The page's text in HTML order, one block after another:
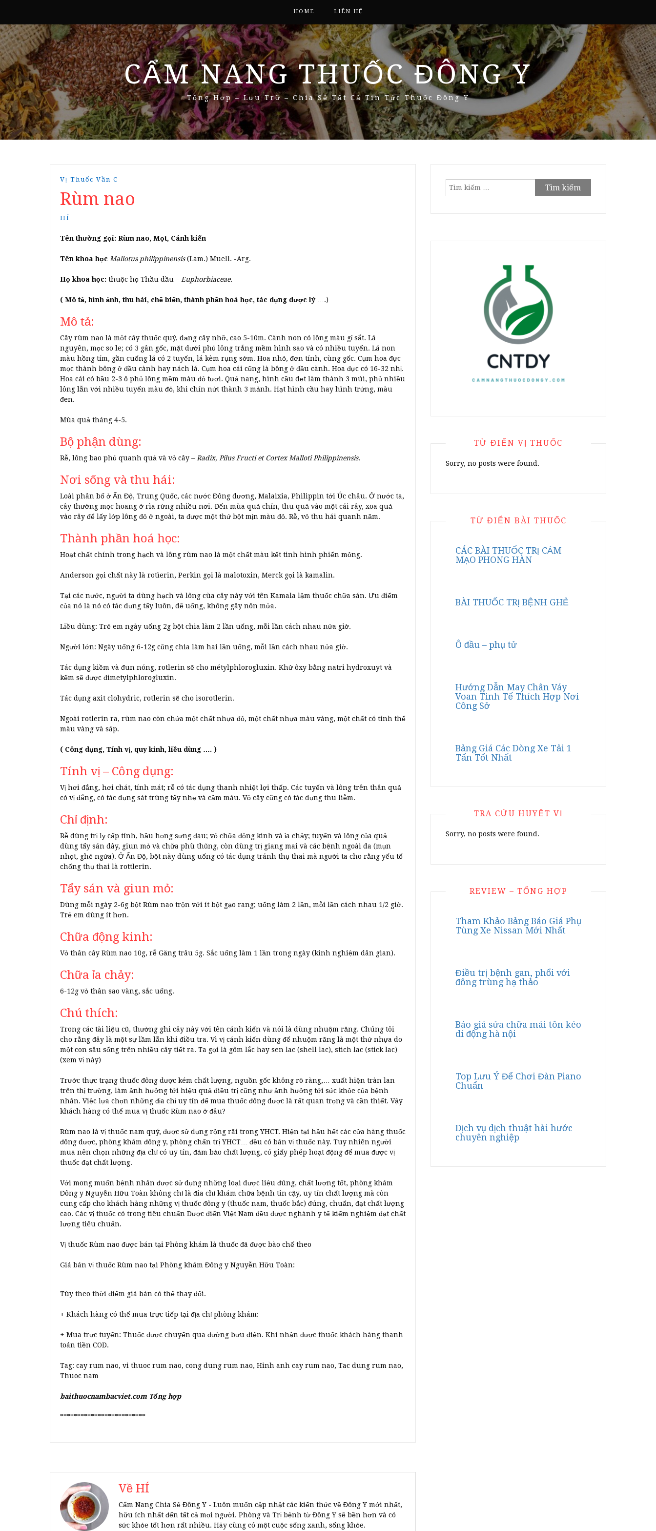
HOME LIÊN HỆ
CẨM NANG THUỐC ĐÔNG Y
Tổng Hợp – Lưu Trữ – Chia Sẻ Tất Cả Tin Tức Thuốc Đông Y
Vị Thuốc Vần C
Rùm nao
HÍ
Tên thường gọi: Rùm nao, Mọt, Cánh kiến
Tên khoa học Mallotus philippinensis(Lam.) Muell. -Arg.
Họ khoa học: thuộc họ Thầu dầu – Euphorbiaceae.
( Mô tả, hình ảnh, thu hái, chế biến, thành phần hoá học, tác dụng dược lý….)
Mô tả:
Cây rùm nao là một cây thuốc quý, dạng cây nhỡ, cao 5-10m. Cành non có lông màu gỉ sắt. Lá
nguyên, mọc so le; có 3 gân gốc, mặt dưới phủ lông trắng mềm hình sao và có nhiều tuyến. Lá non
màu hồng tím, gần cuống lá có 2 tuyến, lá kèm rụng sớm. Hoa nhỏ, đơn tính, cùng gốc. Cụm hoa đực
mọc thành bông ở đầu cành hay nách lá. Cụm hoa cái cũng là bông ở đầu cành. Hoa đực có 16-32 nhị.
Hoa cái có bầu 2-3 ô phủ lông mềm màu đỏ tươi. Quả nang, hình cầu dẹt làm thành 3 múi, phủ nhiều
lông lẫn với nhiều tuyến màu đỏ, khi chín nứt thành 3 mảnh. Hạt hình cầu hay hình trứng, màu
đen.
Mùa quả tháng 4-5.
Bộ phận dùng:
Rễ, lông bao phủ quanh quả và vỏ cây – Radix, Pilus Fructi et Cortex Malloti Philippinensis.
Nơi sống và thu hái:
Loài phân bố ở Ấn Độ, Trung Quốc, các nước Đông dương, Malaixia, Philippin tới Úc châu. Ở nước ta,
cây thường mọc hoang ở rìa rừng nhiều nơi. Đến mùa quả chín, thu quả vào một cái rây, xoa quả
vào rây để lấy lớp lông đỏ ở ngoài, ta được một thứ bột mịn màu đỏ. Rễ, vỏ thu hái quanh năm.
Thành phần hoá học:
Hoạt chất chính trong hạch và lông rùm nao là một chất màu kết tinh hình phiến mỏng.
Anderson gọi chất này là rotìerin, Perkin gọi là malotoxin, Merck gọi là kamalin.
Tại các nước, người ta dùng hạch và lông cùa cây này với tên Kamala lậm thuốc chữa sán. Ưu điểm
của nó là nó có tác dụng tẩy luôn, dẽ uống, không gây nôn mửa.
Liều dùng: Trẻ em ngày uống 2g bột chia làm 2 lần uống, mỗi lần cách nhau nửa giờ.
Người lớn: Ngày uống 6-12g cũng chia làm hai lần uống, mỗi lần cách nhau nửa giờ.
Tác dụng kiềm và đun nóng, rotlerin sẽ cho métylphlorogluxin. Khử ôxy bằng natri hydroxuyt và
kẽm sẽ được đimetylphlorogluxin.
Tác dụng axit clohydric, rotlerin sẽ cho isorotlerin.
Ngoài rotlerin ra, rùm nao còn chứa một chất nhựa đỏ, một chất nhựa màu vàng, một chất có tinh thể
màu vàng và sáp.
( Công dụng, Tính vị, quy kinh, liều dùng …. )
Tính vị – Công dụng:
Vị hơi đắng, hơi chát, tính mát; rễ có tác dụng thanh nhiệt lợi thấp. Các tuyến và lông trên thân quả
có vị đắng, có tác dụng sát trùng tẩy nhẹ và cầm máu. Vỏ cây cũng có tác dụng thu liễm.
Chỉ định:
Rễ dùng trị lỵ cấp tính, hầu họng sưng đau; vỏ chữa động kinh và ỉa chảy; tuyến và lông của quả
dùng tẩy sán dây, giun mỏ và chữa phù thũng, còn dùng trị giang mai và các bệnh ngoài da (mụn
nhọt, ghẻ ngứa). Ở Ấn Độ, bột này dùng uống có tác dụng tránh thụ thai mà người ta cho rằng yếu tố
chống thụ thai là rottlerin.
Tẩy sán và giun mỏ:
Dùng mỗi ngày 2-6g bột Rùm nao trộn với ít bột gạo rang; uống làm 2 lần, mỗi lần cách nhau 1/2 giờ.
Trẻ em dùng ít hơn.
Chữa động kinh:
Vỏ thân cây Rùm nao 10g, rễ Găng trâu 5g. Sắc uống làm 1 lần trong ngày (kinh nghiệm dân gian).
Chữa ỉa chảy:
6-12g vỏ thân sao vàng, sắc uống.
Chú thích:
Trong các tài liệu cũ, thường ghi cây này với tên cánh kiến và nói là dùng nhuộm răng. Chúng tôi
cho rằng đây là một sự lầm lẫn khi điều tra. Vì vị cánh kiến dùng để nhuộm răng là một thứ nhựa do
một con sâu sống trên nhiều cây tiết ra. Ta gọi là gôm lắc hay sen lac (shell lac), stich lac (stick lac)
(xem vị này)
Trước thực trạng thuốc đông dược kém chất lượng, nguồn gốc không rõ ràng,… xuất hiện tràn lan
trên thị trường, làm ảnh hưởng tới hiệu quả điều trị cũng như ảnh hưởng tới sức khỏe của bệnh
nhân. Việc lựa chọn những địa chỉ uy tín để mua thuốc đông dược là rất quan trọng và cần thiết. Vậy
khách hàng có thể mua vị thuốc Rùm nao ở đâu?
Rùm nao là vị thuốc nam quý, được sử dụng rộng rãi trong YHCT. Hiện tại hầu hết các cửa hàng thuốc
đông dược, phòng khám đông y, phòng chẩn trị YHCT… đều có bán vị thuốc này. Tuy nhiên người
mua nên chọn những địa chỉ có uy tín, đảm bảo chất lượng, có giấy phép hoạt động để mua được vị
thuốc đạt chất lượng.
Với mong muốn bệnh nhân được sử dụng những loại dược liệu đúng, chất lượng tốt, phòng khám
Đông y Nguyễn Hữu Toàn không chỉ là đia chỉ khám chữa bệnh tin cậy, uy tín chất lượng mà còn
cung cấp cho khách hàng những vị thuốc đông y (thuốc nam, thuốc bắc) đúng, chuẩn, đạt chất lượng
cao. Các vị thuốc có trong tiêu chuẩn Dược điển Việt Nam đều được nghành y tế kiểm nghiệm đạt chất
lượng tiêu chuẩn.
Vị thuốc Rùm nao được bán tại Phòng khám là thuốc đã được bào chế theo
Giá bán vị thuốc Rùm nao tại Phòng khám Đông y Nguyễn Hữu Toàn:
Tùy theo thời điểm giá bán có thể thay đổi.
+ Khách hàng có thể mua trực tiếp tại địa chỉ phòng khám:
+ Mua trực tuyến: Thuốc được chuyển qua đường bưu điện. Khi nhận được thuốc khách hàng thanh
toán tiền COD.
Tag: cay rum nao, vi thuoc rum nao, cong dung rum nao, Hinh anh cay rum nao, Tac dung rum nao,
Thuoc nam
baithuocnambacviet.com Tổng hợp
*************************
Về HÍ
Cẩm Nang Chia Sẻ Đông Y - Luôn muốn cập nhật các kiến thức về Đông Y mới nhất,
hữu ích nhất đến tất cả mọi người. Phòng và Trị bệnh từ Đông Y sẽ bền hơn và có
sức khỏe tốt hơn rất nhiều. Hãy cùng có một cuộc sống xanh, sống khỏe.
Tìm
TỪ ĐIỂN VỊ THUỐC
Sorry, no posts were found.
TỪ ĐIỂN BÀI THUỐC
CÁC BÀI THUỐC TRỊ CẢM
MẠO PHONG HÀN
BÀI THUỐC TRỊ BỆNH GHẺ
Ô đầu – phụ tử
Hướng Dẫn May Chân Váy
Voan Tinh Tế Thích Hợp Nơi
Công Sở
Bảng Giá Các Dòng Xe Tải 1
Tấn Tốt Nhất
TRA CỨU HUYỆT VỊ
Sorry, no posts were found.
REVIEW – TỔNG HỢP
Tham Khảo Bảng Báo Giá Phụ
Tùng Xe Nissan Mới Nhất
Điều trị bệnh gan, phổi với
đông trùng hạ thảo
Báo giá sửa chữa mái tôn kéo
di động hà nội
Top Lưu Ý Để Chơi Đàn Piano
Chuẩn
Dịch vụ dịch thuật hài hước
chuyên nghiệp